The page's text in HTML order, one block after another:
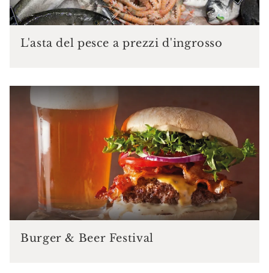
L'asta del pesce a prezzi d'ingrosso
Burger & Beer Festival